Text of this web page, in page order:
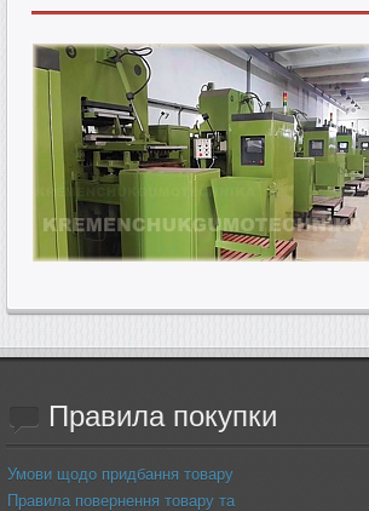
Правилапокупки
Умови щодо придбання товару
Правила повернення товару та